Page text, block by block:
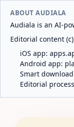
ABOUT AUDIALA
Audiala is an AI-
Editorial content
iOS app:
Android app:
Smart
Editorial